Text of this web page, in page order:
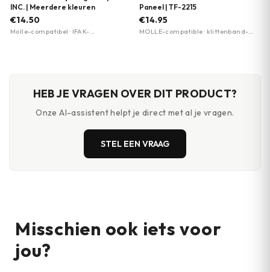
INC. | Meerdere kleuren
€14.50
Molle-compatibel · IFAK-
Paneel | TF-2215
€14.95
MOLLE-compatible · klittenband-
HEB JE VRAGEN OVER DIT PRODUCT?
Onze AI-assistent helpt je direct met al je vragen.
STEL EEN VRAAG
Misschien ook iets voor
jou?